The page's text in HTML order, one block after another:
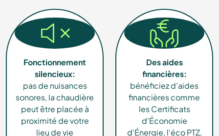
Fonctionnement
silencieux:
pas de nuisances
sonores, la chaudière
peut être placée à
proximité de votre
lieu de vie
Des aides
financières:
bénéficiez d'aides
financières comme
les Certificats
d'Économie
d'Énergie, l'éco PTZ,